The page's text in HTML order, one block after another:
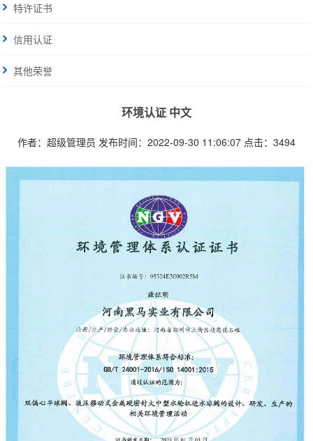
特许证书
信用认证
其他荣誉
环境认证 中文
作者：超级管理员 发布时间：2022-09-30 11:06:07 点击：3494